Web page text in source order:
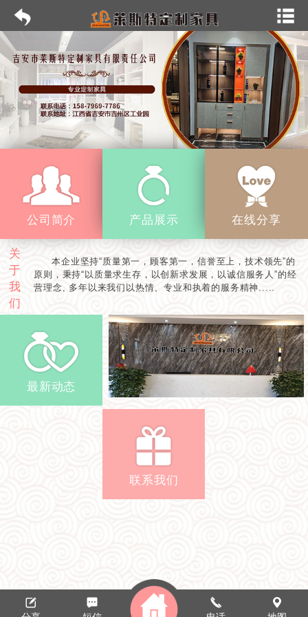
公司简介 产品展示 在线分享
关
于
我
们
本企业坚持“质量第一，顾客第一，信誉至上，技术领先”的
原则，秉持“以质量求生存，以创新求发展，以诚信服务人”的经
营理念, 多年以来我们以热情、专业和执着的服务精神.....
最新动态
联系我们